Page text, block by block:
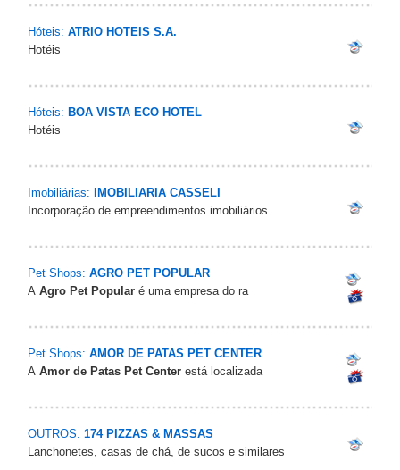
Hóteis: ATRIO HOTEIS S.A.
Hotéis
Hóteis: BOA VISTA ECO HOTEL
Hotéis
Imobiliárias:
IMOBILIARIA CASSELI
Incorporação de empreendimentos imobiliários
Pet Shops: AGRO PET POPULAR
A Agro Pet Popular é uma empresa do ra
Pet Shops: AMOR DE PATAS PET CENTER
A Amor de Patas Pet Center está localizada
OUTROS: 174 PIZZAS & MASSAS
Lanchonetes, casas de chá, de sucos e similares